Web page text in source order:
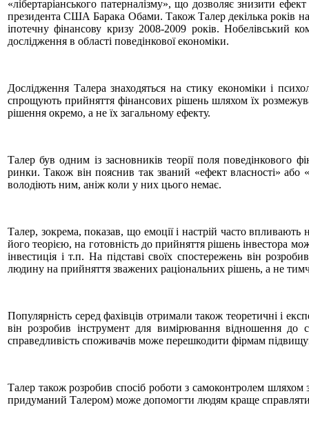
«лібертаріанського патерналізму», що дозволяє знизити
президента США Барака Обами. Також Талер декілька років
іпотечну фінансову кризу 2008-2009 років. Нобелівський
дослідження в області поведінкової економіки.
Дослідження Талера знаходяться на стику економіки і
спрощують прийняття фінансових рішень шляхом їх
рішення окремо, а не їх загальному ефекту.
Талер був одним із засновників теорії поля поведінкового
ринки. Також він пояснив так званий «ефект власності»
володіють ним, аніж коли у них цього немає.
Талер, зокрема, показав, що емоції і настрій часто впливають
його теорією, на готовність до прийняття рішень інвестора
інвестиція і т.п. На підставі своїх спостережень він
людину на прийняття зважених раціональних рішень, а не
Популярність серед фахівців отримали також теоретичні і
він розробив інструмент для вимірювання відношення до
справедливість споживачів може перешкодити фірмам
Талер також розробив спосіб роботи з самоконтролем шляхом
придуманий Талером) може допомогти людям краще